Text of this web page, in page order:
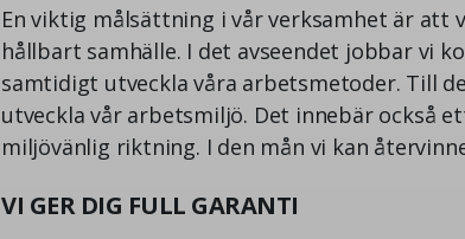
En viktig målsättning i vår verksamhet är att
hållbart samhälle. I det avseendet jobbar vi
samtidigt utveckla våra arbetsmetoder. Till
utveckla vår arbetsmiljö. Det innebär också
miljövänlig riktning. I den mån vi kan
VI GER DIG FULL GARANTI